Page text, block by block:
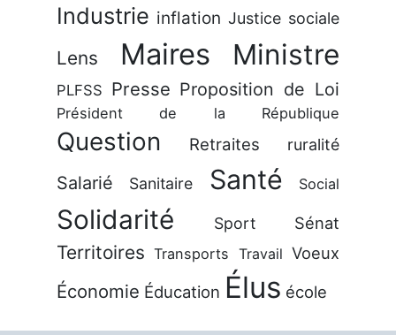
Industrie inflation Justice sociale
Lens Maires Ministre
PLFSS Presse Proposition de Loi
Président de la République
Question Retraites ruralité
Salarié Sanitaire Santé Social
Solidarité Sport Sénat
Territoires Transports Travail Voeux
Économie Éducation Élus école